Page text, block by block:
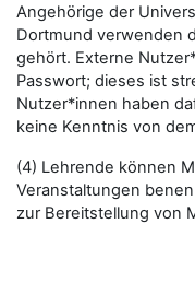
Angehörige der
Dortmund verwenden
gehört. Externe
Passwort; dieses ist
Nutzer*innen haben
keine Kenntnis von
(4) Lehrende können
Veranstaltungen
zur Bereitstellung von